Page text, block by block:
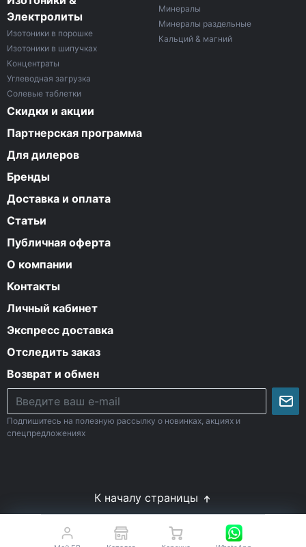
Электролиты
Изотоники в порошке
Изотоники в шипучках
Концентраты
Углеводная загрузка
Солевые таблетки
Минералы
Минералы раздельные
Кальций & магний
Скидки и акции
Партнерская программа
Для дилеров
Бренды
Доставка и оплата
Статьи
Публичная оферта
О компании
Контакты
Личный кабинет
Экспресс доставка
Отследить заказ
Возврат и обмен
Подпишитесь на полезную рассылку о новинках, акциях и
спецпредложениях
К началу страницы
© Все права защищены. 2009-2026 Energy-Body.ru